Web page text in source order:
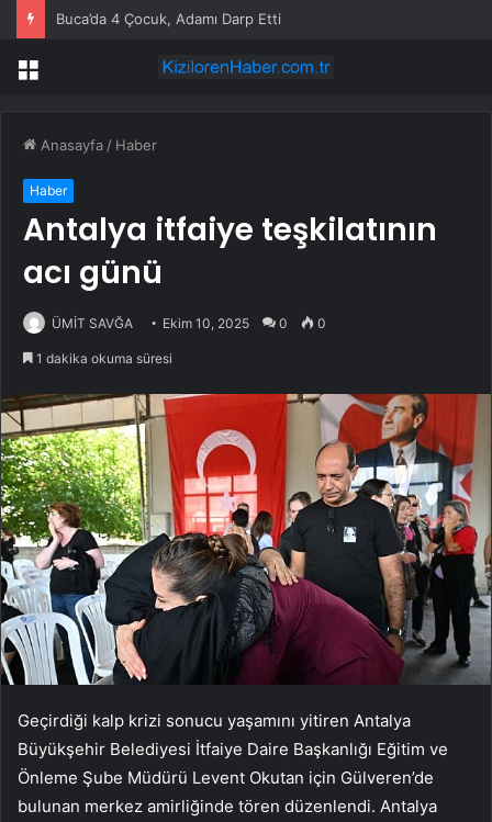
Buca’da 4 Çocuk, Adamı Darp Etti
Menü
Anasayfa / Haber
Haber
Antalya itfaiye teşkilatının
acı günü
ÜMİT SAVĞA Ekim 10, 2025 0 0
1 dakika okuma süresi
Geçirdiği kalp krizi sonucu yaşamını yitiren Antalya
Büyükşehir Belediyesi İtfaiye Daire Başkanlığı Eğitim ve
Önleme Şube Müdürü Levent Okutan için Gülveren’de
bulunan merkez amirliğinde tören düzenlendi. Antalya